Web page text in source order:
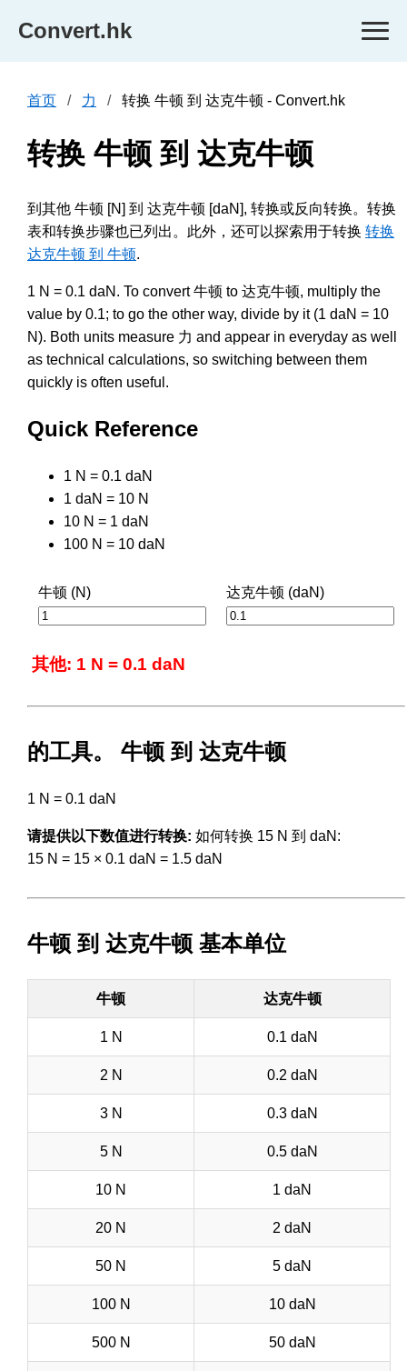
Convert.hk
首页 力 转换 牛顿 到 达克牛顿 - Convert.hk
转换 牛顿 到 达克牛顿
到其他 牛顿 [N] 到 达克牛顿 [daN], 转换或反向转换。转换
表和转换步骤也已列出。此外，还可以探索用于转换 转换
达克牛顿 到 牛顿.
1 N = 0.1 daN. To convert 牛顿 to 达克牛顿, multiply the
value by 0.1; to go the other way, divide by it (1 daN = 10
N). Both units measure 力 and appear in everyday as well
as technical calculations, so switching between them
quickly is often useful.
Quick Reference
1 N = 0.1 daN
1 daN = 10 N
10 N = 1 daN
100 N = 10 daN
牛顿 (N) 达克牛顿 (daN)
其他: 1 N = 0.1 daN
的工具。 牛顿 到 达克牛顿
1 N = 0.1 daN
请提供以下数值进行转换: 如何转换 15 N 到 daN:
15 N = 15 × 0.1 daN = 1.5 daN
牛顿 到 达克牛顿 基本单位
牛顿 达克牛顿
1 N 0.1 daN
2 N 0.2 daN
3 N 0.3 daN
5 N 0.5 daN
10 N 1 daN
20 N 2 daN
50 N 5 daN
100 N 10 daN
500 N 50 daN